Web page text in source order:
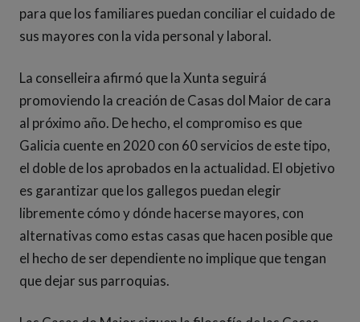
para que los familiares puedan conciliar el cuidado de
sus mayores con la vida personal y laboral.
La conselleira afirmó que la Xunta seguirá
promoviendo la creación de Casas dol Maior de cara
al próximo año. De hecho, el compromiso es que
Galicia cuente en 2020 con 60 servicios de este tipo,
el doble de los aprobados en la actualidad. El objetivo
es garantizar que los gallegos puedan elegir
libremente cómo y dónde hacerse mayores, con
alternativas como estas casas que hacen posible que
el hecho de ser dependiente no implique que tengan
que dejar sus parroquias.